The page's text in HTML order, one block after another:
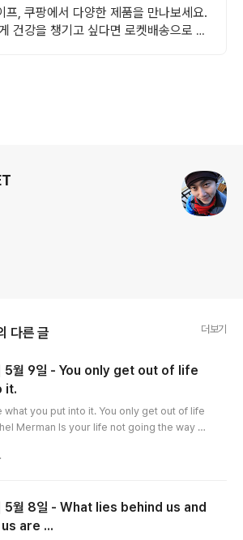
프, 쿠팡에서 다양한 제품을 만나보세요.
건강을 챙기고 싶다면 로켓배송으로 받
다른 글 더보기
] 5월 9일 - You only get out of life
it.
what you put into it. You only get out of life
Merman Is your life not going the way y
there feeling sorry for yourself. Do some
] 5월 8일 - What lies behind us and
are ...